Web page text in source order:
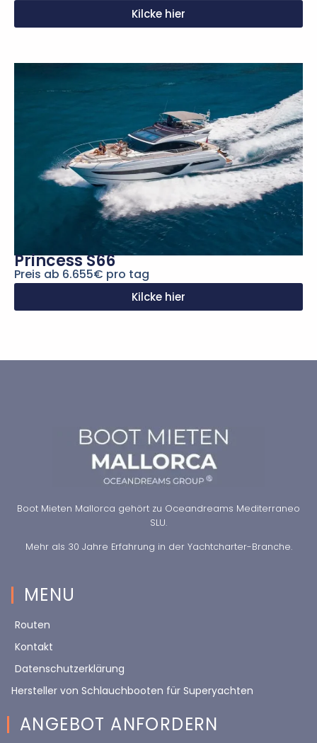
Kilcke hier
Princess S66
Preis ab 6.655€ pro tag
Kilcke hier
Boot Mieten Mallorca gehört zu Oceandreams Mediterraneo
SLU.
Mehr als 30 Jahre Erfahrung in der Yachtcharter-Branche.
MENU
Routen
Kontakt
Datenschutzerklärung
Hersteller von Schlauchbooten für Superyachten
ANGEBOT ANFORDERN